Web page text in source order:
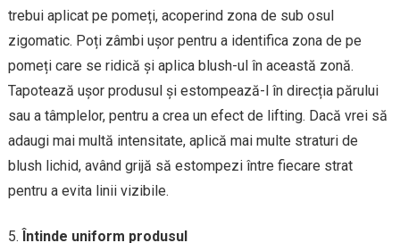
trebui aplicat pe pomeți, acoperind zona de sub osul
zigomatic. Poți zâmbi ușor pentru a identifica zona de pe
pomeți care se ridică și aplica blush-ul în această zonă.
Tapotează ușor produsul și estompează-l în direcția părului
sau a tâmplelor, pentru a crea un efect de lifting. Dacă vrei să
adaugi mai multă intensitate, aplică mai multe straturi de
blush lichid, având grijă să estompezi între fiecare strat
pentru a evita linii vizibile.
Întinde uniform produsul